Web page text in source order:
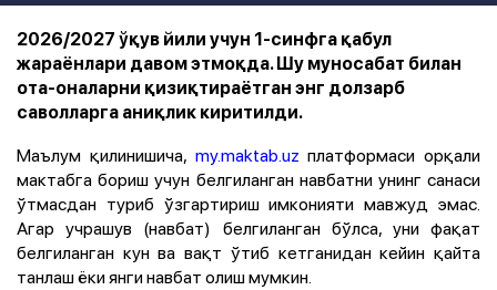
2026/2027 ўқув йили учун 1-синфга қабул
жараёнлари давом этмоқда. Шу муносабат билан
ота-оналарни қизиқтираётган энг долзарб
саволларга аниқлик киритилди.
Маълум қилинишича, my.maktab.uz платформаси орқали
мактабга бориш учун белгиланган навбатни унинг санаси
ўтмасдан туриб ўзгартириш имконияти мавжуд эмас.
Агар учрашув (навбат) белгиланган бўлса, уни фақат
белгиланган кун ва вақт ўтиб кетганидан кейин қайта
танлаш ёки янги навбат олиш мумкин.